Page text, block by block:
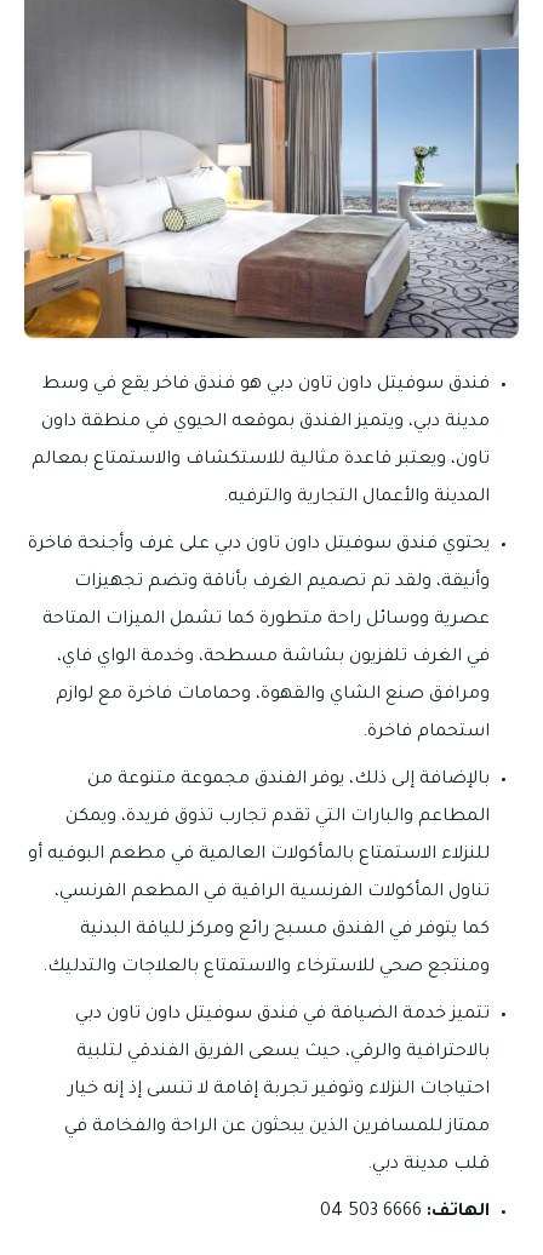
فندق سوفيتل داون تاون دبي هو فندق فاخر يقع في وسط
مدينة دبي، ويتميز الفندق بموقعه الحيوي في منطقة داون
تاون، ويعتبر قاعدة مثالية للاستكشاف والاستمتاع بمعالم
المدينة والأعمال التجارية والترفيه.
يحتوي فندق سوفيتل داون تاون دبي على غرف وأجنحة فاخرة
وأنيقة، ولقد تم تصميم الغرف بأناقة وتضم تجهيزات
عصرية ووسائل راحة متطورة كما تشمل الميزات المتاحة
في الغرف تلفزيون بشاشة مسطحة، وخدمة الواي فاي،
ومرافق صنع الشاي والقهوة، وحمامات فاخرة مع لوازم
استحمام فاخرة.
بالإضافة إلى ذلك، يوفر الفندق مجموعة متنوعة من
المطاعم والبارات التي تقدم تجارب تذوق فريدة، ويمكن
للنزلاء الاستمتاع بالمأكولات العالمية في مطعم البوفيه أو
تناول المأكولات الفرنسية الراقية في المطعم الفرنسي،
كما يتوفر في الفندق مسبح رائع ومركز للياقة البدنية
ومنتجع صحي للاسترخاء والاستمتاع بالعلاجات والتدليك.
تتميز خدمة الضيافة في فندق سوفيتل داون تاون دبي
بالاحترافية والرقي، حيث يسعى الفريق الفندقي لتلبية
احتياجات النزلاء وتوفير تجربة إقامة لا تنسى إذ إنه خيار
ممتاز للمسافرين الذين يبحثون عن الراحة والفخامة في
قلب مدينة دبي.
الهاتف: